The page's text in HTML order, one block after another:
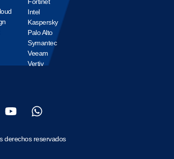
Intel
Kaspersky
Palo Alto
Symantec
Veeam
Vertiv
derechos reservados